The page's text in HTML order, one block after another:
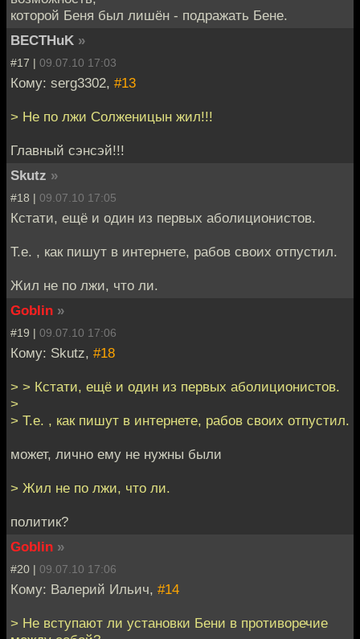
которой Беня был лишён - подражать Бене.
BECTHuK »
#17 | 09.07.10 17:03
Кому: serg3302, #13
> Не по лжи Солженицын жил!!!
Главный сэнсэй!!!
Skutz »
#18 | 09.07.10 17:05
Кстати, ещё и один из первых аболиционистов.
Т.е. , как пишут в интернете, рабов своих отпустил.
Жил не по лжи, что ли.
Goblin »
#19 | 09.07.10 17:06
Кому: Skutz, #18
> > Кстати, ещё и один из первых аболиционистов.
>
> Т.е. , как пишут в интернете, рабов своих отпустил.
может, лично ему не нужны были
> Жил не по лжи, что ли.
политик?
Goblin »
#20 | 09.07.10 17:06
Кому: Валерий Ильич, #14
> Не вступают ли установки Бени в противоречие